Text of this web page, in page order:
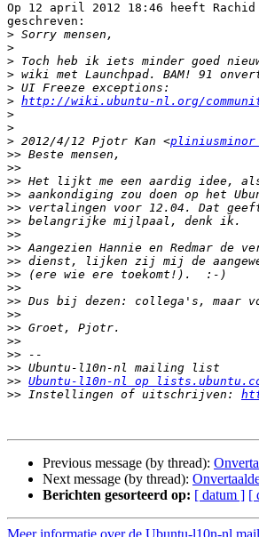
Op 12 april 2012 18:46 heeft Rachid
geschreven:
>
>
>
>
>
> http://wiki.ubuntu-nl.org/
>
>
> 2012/4/12 Pjotr Kan <pliniusminor
>>
>>
>>
>>
>>
>>
>>
>>
>>
>>
>>
>>
>>
>>
>>
>>
>>
>> Ubuntu-l10n-nl op
>> Instellingen of uitschrijven:
Previous message (by thread):
Next message (by thread):
Berichten gesorteerd op: [ datum ] [